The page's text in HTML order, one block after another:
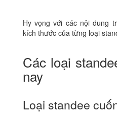
Hy vọng với các nội dung
kích thước của từng loại
Các loại
nay
Loại standee